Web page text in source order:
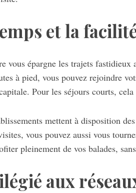
et la
vous épargne les trajets
à pied, vous pouvez rejoindre
Pour les séjours courts,
mettent à disposition
vous pouvez aussi vous
pleinement de vos balades,
aux